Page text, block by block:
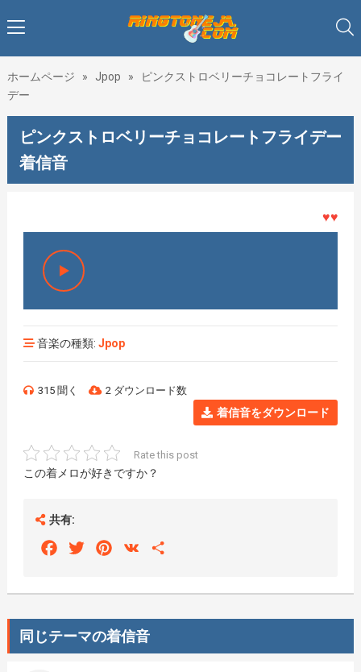
ホームページ » Jpop »
ピンクストロベリーチョコレートフライ
デー
ピンクストロベリーチョコレートフライデー
着信音
♥♥♥着メ
音楽の種類: Jpop
315 聞く 2 ダウンロード数
着信音をダウンロード
Rate this post
この着メロが好きですか？
共有:
FacebookTwitterPinterest
VK
同じテーマの着信音